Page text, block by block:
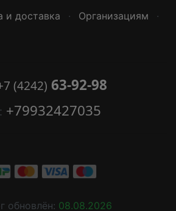
и доставка · Организациям
·
(4242) 63-92-98
+79932427035
обновлён: 08.08.2026